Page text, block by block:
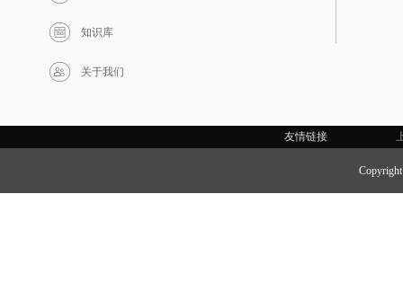
知识库
关于我们
友情链接